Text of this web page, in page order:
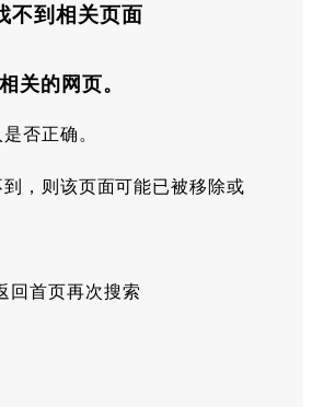
不到相关页面
关的网页。
否正确。
，则该页面可能已被移除或
回首页再次搜索